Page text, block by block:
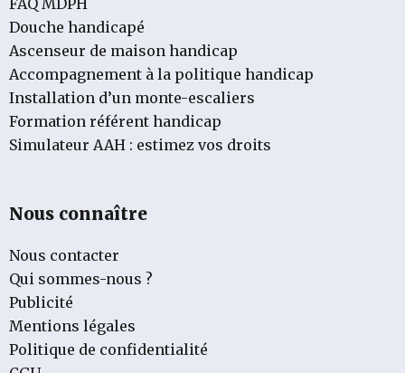
Douche handicapé
Ascenseur de maison handicap
Accompagnement à la politique handicap
Installation d’un monte-escaliers
Formation référent handicap
Simulateur AAH : estimez vos droits
Nous connaître
Nous contacter
Qui sommes-nous ?
Publicité
Mentions légales
Politique de confidentialité